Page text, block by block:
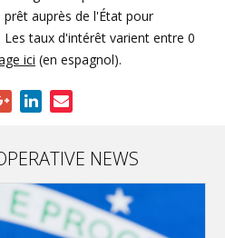
auprès de l'État pour
taux d'intérêt varient entre 0
ici (en espagnol).
NEWS